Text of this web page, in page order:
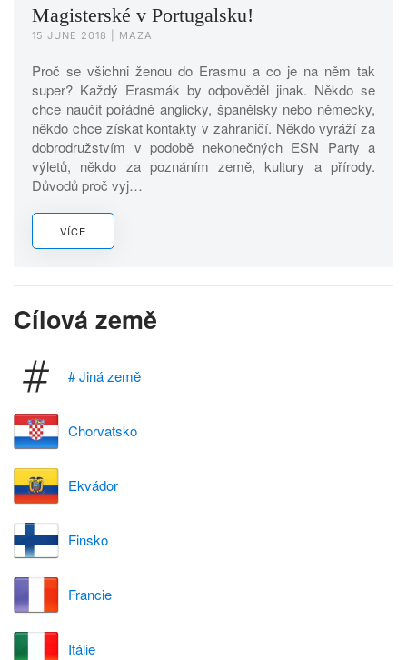
Magisterské v Portugalsku!
15 JUNE 2018 | MAZA
Proč se všichni ženou do Erasmu a co je na něm tak
super? Každý Erasmák by odpověděl jinak. Někdo se
chce naučit pořádně anglicky, španělsky nebo německy,
někdo chce získat kontakty v zahraničí. Někdo vyráží za
dobrodružstvím v podobě nekonečných ESN Party a
výletů, někdo za poznáním země, kultury a přírody.
Důvodů proč vyj…
VÍCE
Cílová země
# Jiná země
Chorvatsko
Ekvádor
Finsko
Francie
Itálie